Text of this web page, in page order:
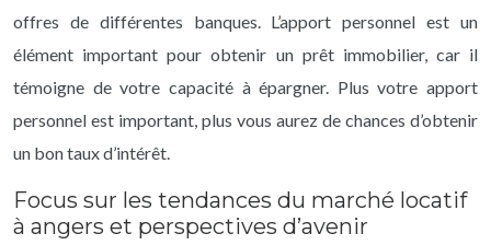
offres de différentes banques. L’apport personnel est un
élément important pour obtenir un prêt immobilier, car il
témoigne de votre capacité à épargner. Plus votre apport
personnel est important, plus vous aurez de chances d’obtenir
un bon taux d’intérêt.
Focus sur les tendances du marché locatif
à angers et perspectives d’avenir